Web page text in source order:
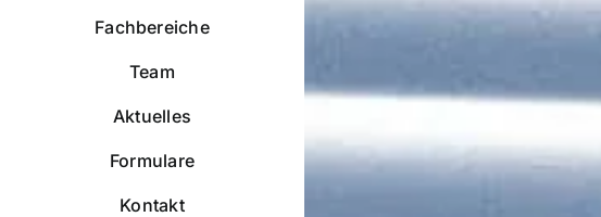
Fachbereiche
Team
Aktuelles
Formulare
Kontakt